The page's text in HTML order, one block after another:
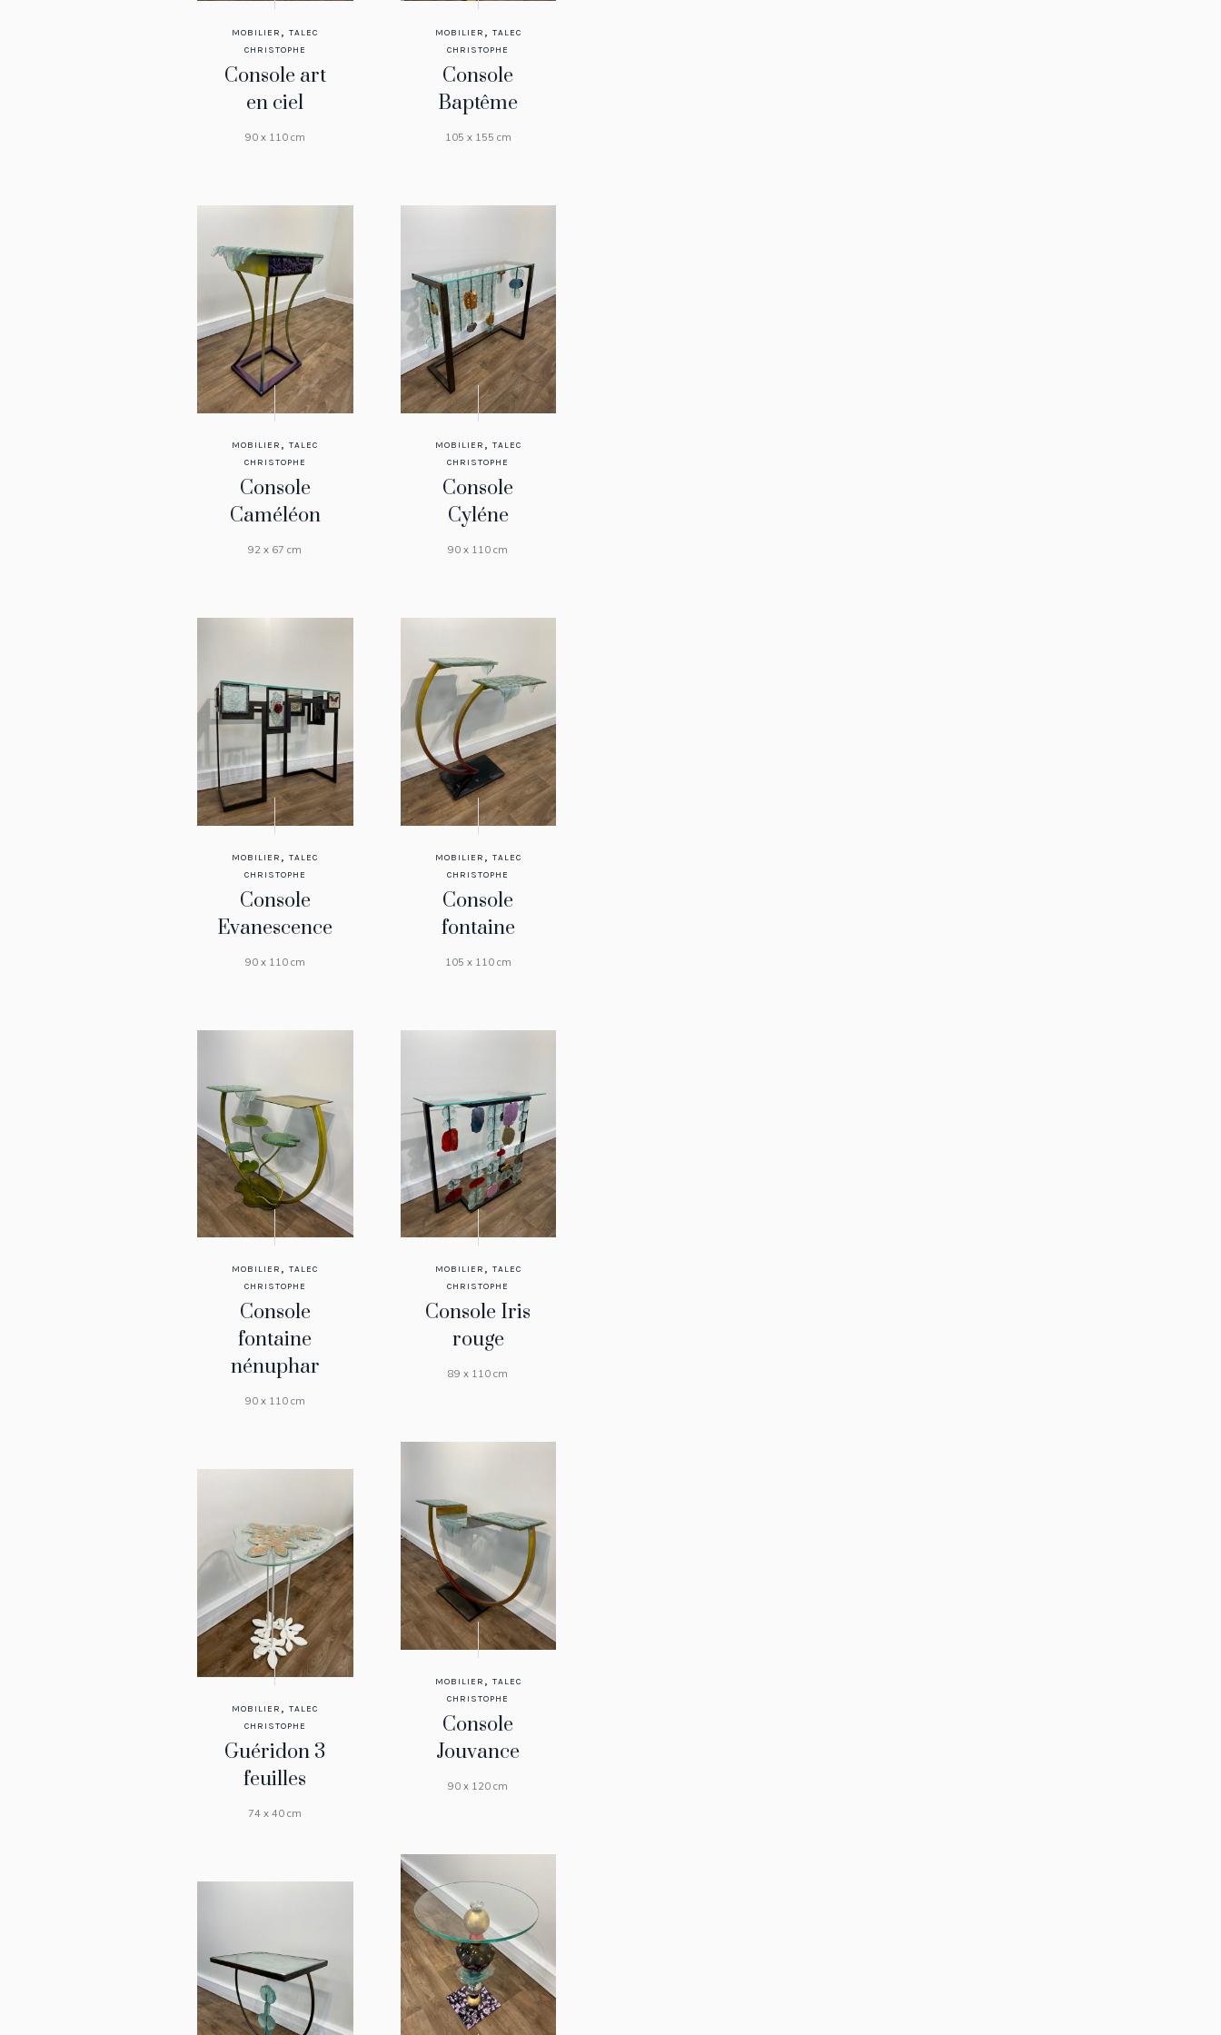
MOBILIER ,TALEC
CHRISTOPHE
Console art
en ciel
90 x 110 cm
MOBILIER , TALEC
CHRISTOPHE
Console
Baptême
105 x 155 cm
MOBILIER ,TALEC
CHRISTOPHE
Console
Caméléon
92 x 67 cm
MOBILIER , TALEC
CHRISTOPHE
Console
Cyléne
90 x 110 cm
MOBILIER ,TALEC
CHRISTOPHE
Console
Evanescence
90 x 110 cm
MOBILIER , TALEC
CHRISTOPHE
Console
fontaine
105 x 110 cm
MOBILIER ,TALEC
CHRISTOPHE
Console
fontaine
nénuphar
90 x 110 cm
MOBILIER , TALEC
CHRISTOPHE
Console Iris
rouge
89 x 110 cm
MOBILIER , TALEC
CHRISTOPHE
Console
Jouvance
90 x 120 cm
MOBILIER ,TALEC
CHRISTOPHE
Guéridon 3
feuilles
74 x 40 cm